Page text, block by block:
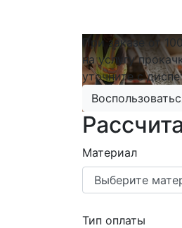
При заказе от
на услугу
уточните с
Материал
Тип оплаты